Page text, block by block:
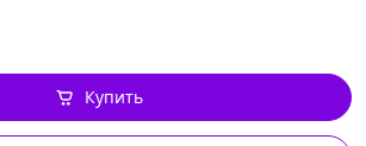
Купить